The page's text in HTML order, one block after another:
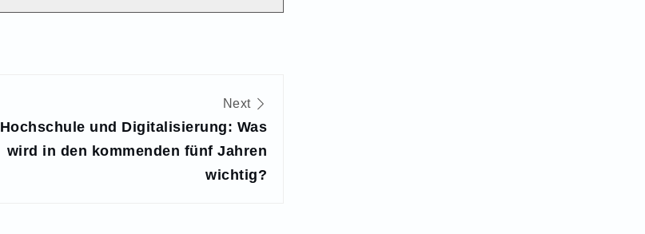
Next
Hochschule und Digitalisierung: Was
wird in den kommenden fünf Jahren
wichtig?